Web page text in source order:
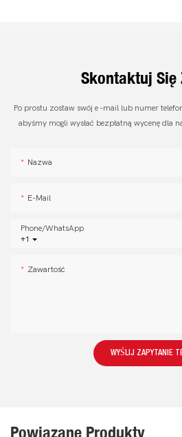
Skontaktuj Się
Po prostu zostaw swój e -mail lub numer
abyśmy mogli wysłać bezpłatną wycenę dla
Nazwa
E-Mail
+1
Phone/whatsApp
Zawartość
WYŚLIJ ZAPYTANIE
Powiązane Produkty